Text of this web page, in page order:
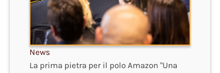
News
La prima pietra per il polo Amazon "Una